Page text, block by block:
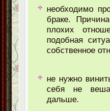
необходимо
браке.
плохих
подобная
собственное
не нужно
себя не
дальше.